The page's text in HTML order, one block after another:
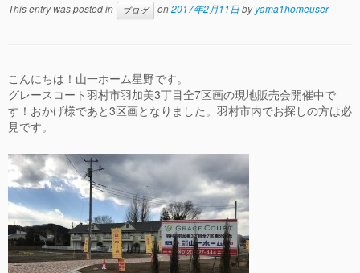
This entry was posted in ブログ on2017年2月11日byyama1homeuser
こんにちは！山一ホーム星野です。
グレースコート羽村市羽加美3丁目全7区画の現地販売会開催中で
す！おかげ様であと3区画となりました。羽村市内でお探しの方は必
見です。